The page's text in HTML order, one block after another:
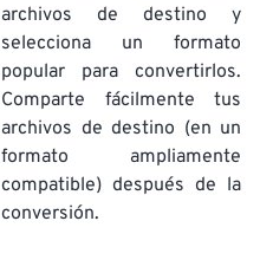
archivos de destino y
selecciona un formato
popular para convertirlos.
Comparte fácilmente tus
archivos de destino (en un
formato ampliamente
compatible) después de la
conversión.